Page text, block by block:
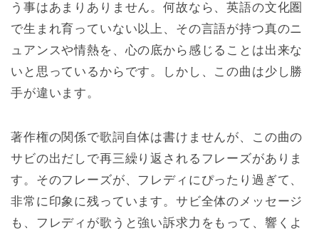
う事はあまりありません。何故なら、英語の文化圏
で生まれ育っていない以上、その言語が持つ真のニ
ュアンスや情熱を、心の底から感じることは出来な
いと思っているからです。しかし、この曲は少し勝
手が違います。
著作権の関係で歌詞自体は書けませんが、この曲の
サビの出だしで再三繰り返されるフレーズがありま
す。そのフレーズが、フレディにぴったり過ぎて、
非常に印象に残っています。サビ全体のメッセージ
も、フレディが歌うと強い訴求力をもって、響くよ